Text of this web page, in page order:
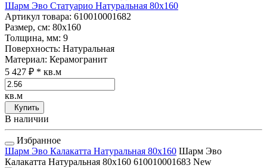
Шарм Эво Статуарио Натуральная 80x160
Артикул товара: 610010001682
Размер, см: 80x160
Толщина, мм: 9
Поверхность: Натуральная
Материал: Керамогранит
5 427 ₽ * кв.м
кв.м
Купить
В наличии
Избранное
Шарм Эво Калакатта Натуральная 80x160 Шарм Эво
Калакатта Натуральная 80x160 610010001683 New